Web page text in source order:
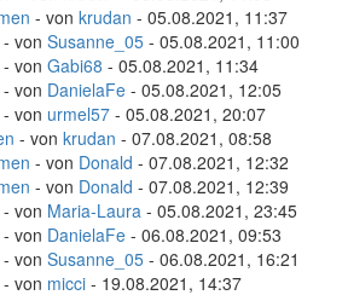
- von krudan - 05.08.2021, 11:37
- von Susanne_05 - 05.08.2021, 11:00
- von Gabi68 - 05.08.2021, 11:34
- von DanielaFe - 05.08.2021, 12:05
- von urmel57 - 05.08.2021, 20:07
- von krudan - 07.08.2021, 08:58
- von Donald - 07.08.2021, 12:32
- von Donald - 07.08.2021, 12:39
- von Maria-Laura - 05.08.2021, 23:45
- von DanielaFe - 06.08.2021, 09:53
- von Susanne_05 - 06.08.2021, 16:21
- von micci - 19.08.2021, 14:37